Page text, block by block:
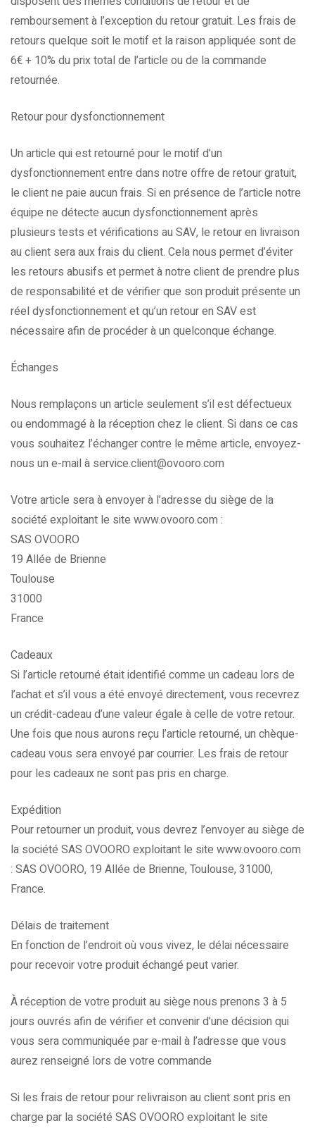
remboursement à l’exception du retour gratuit. Les frais de
retours quelque soit le motif et la raison appliquée sont de
6€ + 10% du prix total de l’article ou de la commande
retournée.
Retour pour dysfonctionnement
Un article qui est retourné pour le motif d’un
dysfonctionnement entre dans notre offre de retour gratuit,
le client ne paie aucun frais. Si en présence de l’article notre
équipe ne détecte aucun dysfonctionnement après
plusieurs tests et vérifications au SAV, le retour en livraison
au client sera aux frais du client. Cela nous permet d’éviter
les retours abusifs et permet à notre client de prendre plus
de responsabilité et de vérifier que son produit présente un
réel dysfonctionnement et qu’un retour en SAV est
nécessaire afin de procéder à un quelconque échange.
Échanges
Nous remplaçons un article seulement s’il est défectueux
ou endommagé à la réception chez le client. Si dans ce cas
vous souhaitez l’échanger contre le même article, envoyez-
nous un e-mail à service.client@ovooro.com
Votre article sera à envoyer à l’adresse du siège de la
société exploitant le site www.ovooro.com :
SAS OVOORO
19 Allée de Brienne
Toulouse
31000
France
Cadeaux
Si l’article retourné était identifié comme un cadeau lors de
l’achat et s’il vous a été envoyé directement, vous recevrez
un crédit-cadeau d’une valeur égale à celle de votre retour.
Une fois que nous aurons reçu l’article retourné, un chèque-
cadeau vous sera envoyé par courrier. Les frais de retour
pour les cadeaux ne sont pas pris en charge.
Expédition
Pour retourner un produit, vous devrez l’envoyer au siège de
la société SAS OVOORO exploitant le site www.ovooro.com
: SAS OVOORO, 19 Allée de Brienne, Toulouse, 31000,
France.
Délais de traitement
En fonction de l’endroit où vous vivez, le délai nécessaire
pour recevoir votre produit échangé peut varier.
À réception de votre produit au siège nous prenons 3 à 5
jours ouvrés afin de vérifier et convenir d’une décision qui
vous sera communiquée par e-mail à l’adresse que vous
aurez renseigné lors de votre commande
Si les frais de retour pour relivraison au client sont pris en
charge par la société SAS OVOORO exploitant le site